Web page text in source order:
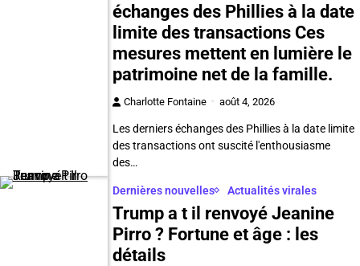
échanges des Phillies à la date
limite des transactions Ces
mesures mettent en lumière le
patrimoine net de la famille.
Charlotte Fontaine août 4, 2026
Les derniers échanges des Phillies à la date limite
des transactions ont suscité l'enthousiasme
des…
Dernières nouvelles Actualités virales
Trump a t il renvoyé Jeanine
Pirro ? Fortune et âge : les
détails